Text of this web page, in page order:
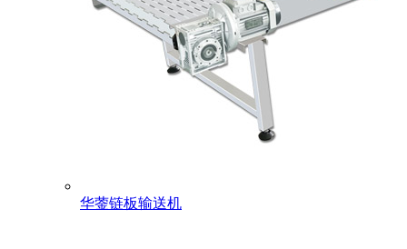
华蓥链板输送机